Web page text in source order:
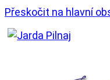
Přeskočit na hlavní